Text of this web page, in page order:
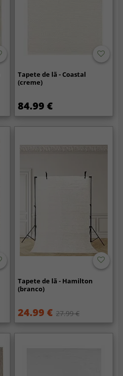
Tapete de lã - Coastal
(creme)
84.99 €
Tapete de lã - Hamilton
(branco)
24.99 € 27.99 €